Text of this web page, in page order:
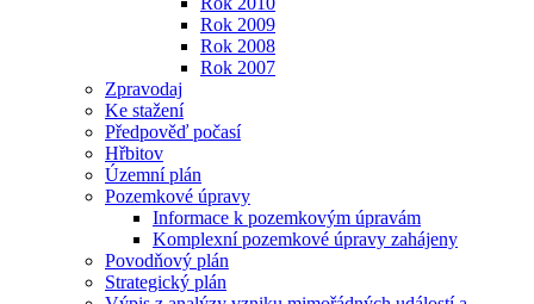
Rok 2009
Rok 2008
Rok 2007
Zpravodaj
Ke stažení
Předpověď počasí
Hřbitov
Územní plán
Pozemkové úpravy
Informace k pozemkovým úpravám
Komplexní pozemkové úpravy zahájeny
Povodňový plán
Strategický plán